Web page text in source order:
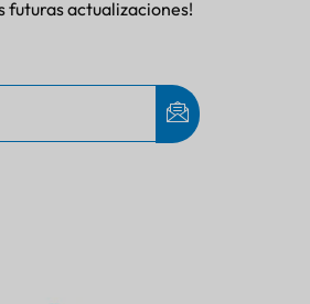
futuras actualizaciones!